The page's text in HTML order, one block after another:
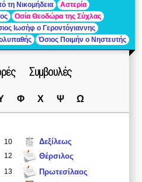
τη Νικομήδεια
Αστερία
Οσία Θεοδώρα της Σύχλας
Ιωσὴφ ο Γεροντόγιαννης
Όσιος Ποιμήν ο Νηστευτής
Συμβουλές
Φ Χ Ψ Ω
10 Δεξίλεως
12 Θέρσιλος
13 Πρωτεσίλαος